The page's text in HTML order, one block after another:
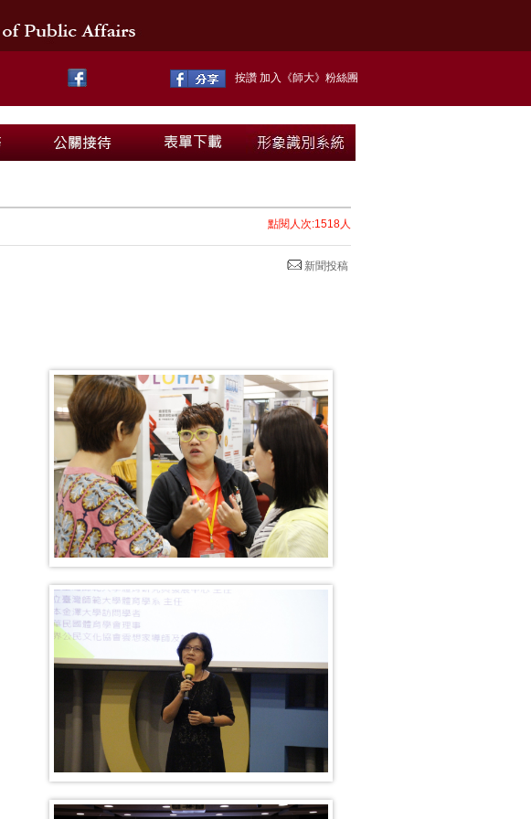
按讚 加入《師大》粉絲團
點閱人次:1518人
新聞投稿